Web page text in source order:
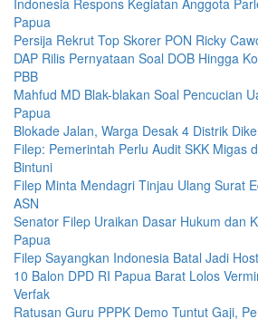
Indonesia Respons Kegiatan Anggota
Papua
Persija Rekrut Top Skorer PON Ricky
DAP Rilis Pernyataan Soal DOB Hingga
PBB
Mahfud MD Blak-blakan Soal Pencucian
Papua
Blokade Jalan, Warga Desak 4 Distrik
Filep: Pemerintah Perlu Audit SKK Migas
Bintuni
Filep Minta Mendagri Tinjau Ulang Surat
ASN
Senator Filep Uraikan Dasar Hukum dan
Papua
Filep Sayangkan Indonesia Batal Jadi
10 Balon DPD RI Papua Barat Lolos
Verfak
Ratusan Guru PPPK Demo Tuntut Gaji,